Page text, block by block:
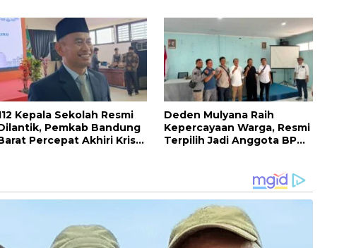
Maju
Kepala Sekolah Resmi
Pemkab Bandung
Percepat Akhiri Krisis
Deden Mulyana Raih
Kepercayaan Warga, Resmi
Terpilih Jadi Anggota BPD